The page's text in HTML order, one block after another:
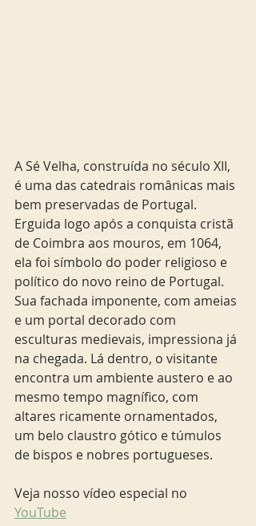
A Sé Velha, construída no século XII,
é uma das catedrais românicas mais
bem preservadas de Portugal.
Erguida logo após a conquista cristã
de Coimbra aos mouros, em 1064,
ela foi símbolo do poder religioso e
político do novo reino de Portugal.
Sua fachada imponente, com ameias
e um portal decorado com
esculturas medievais, impressiona já
na chegada. Lá dentro, o visitante
encontra um ambiente austero e ao
mesmo tempo magnífico, com
altares ricamente ornamentados,
um belo claustro gótico e túmulos
de bispos e nobres portugueses.
Veja nosso vídeo especial no
YouTube